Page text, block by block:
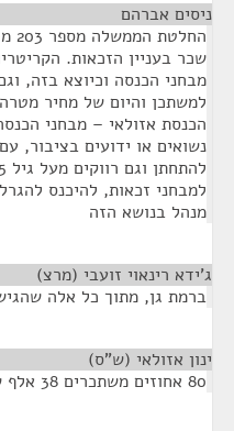
ניסים אברהם
שכר בעניין הזכאות.
מבחני הכנסה וכיוצא בזה,
למשתכן והיום של מחיר
הכנסת אזולאי – מבחני
נשואים או ידועים בציבור,
למבחני זכאות, להיכנס
מנהל בנושא הזה
ג'ידא רינאוי זועבי (מרצ)
ברמת גן, מתוך כל אלה
ינון אזולאי (ש"ס)
80 אחוזים משתכרים 38 אלף שקלים לחודש.